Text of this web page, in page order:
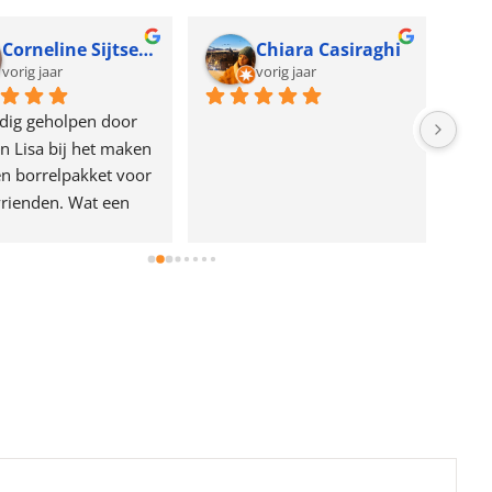
Corneline Sijtsema
vorig jaar
geholpen door
Lisa bij het maken
borrelpakket voor
Wat een
Chiara Casiraghi
vorig jaar